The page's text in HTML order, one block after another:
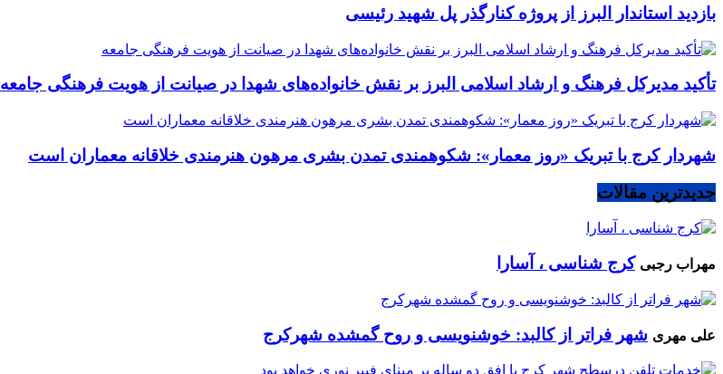
بازدید استاندار البرز از پروژه کنارگذر پل شهید رئیسی
تأکید مدیرکل فرهنگ و ارشاد اسلامی البرز بر نقش خانواده‌های شهدا در صیانت از هویت فرهنگی جامعه
شهردار کرج با تبریک «روز معمار»: شکوهمندی تمدن بشری مرهون هنرمندی خلاقانه معماران است
جدیدترین مقالات
مهراب رجبی کرج شناسی ، آسارا
علی مهری شهر فراتر از کالبد: خوشنویسی و روح گمشده شهرکرج